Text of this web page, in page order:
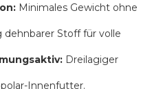
Minimales Gewicht ohne
dehnbarer Stoff für volle
Dreilagiger
Innenfutter.